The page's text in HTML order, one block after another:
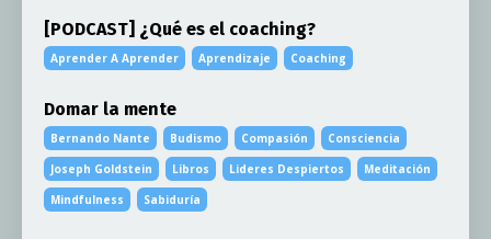
[PODCAST] ¿Qué es el coaching?
Aprender A Aprender Aprendizaje Coaching
Domar la mente
Bernando Nante Budismo Compasión
Consciencia
Joseph Goldstein
Libros Lideres Despiertos
Meditación
Mindfulness
Sabiduría